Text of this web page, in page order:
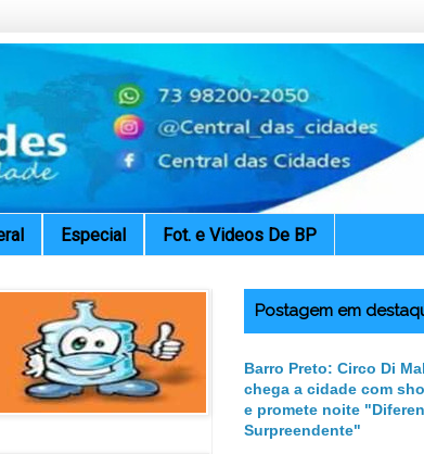
Especial Fot. e Videos De BP
Postagem em
Barro Preto: Circo Di
chega a cidade com
e promete noite
Surpreendente"